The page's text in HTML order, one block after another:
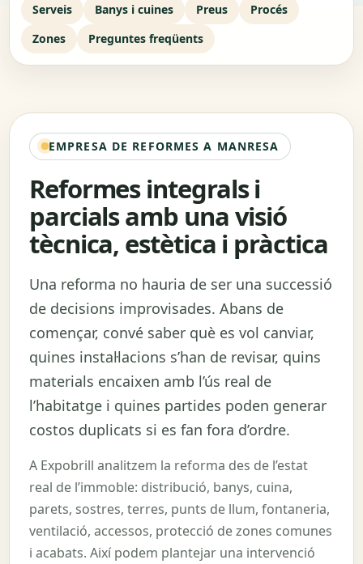
Serveis Banys i cuines Preus
Procés
Zones
Preguntes freqüents
EMPRESA DE REFORMES A MANRESA
Reformes integrals i
parcials amb una visió
tècnica, estètica i pràctica
Una reforma no hauria de ser una successió
de decisions improvisades. Abans de
començar, convé saber què es vol canviar,
quines instal·lacions s’han de revisar, quins
materials encaixen amb l’ús real de
l’habitatge i quines partides poden generar
costos duplicats si es fan fora d’ordre.
A Expobrill analitzem la reforma des de l’estat
real de l’immoble: distribució, banys, cuina,
parets, sostres, terres, punts de llum, fontaneria,
ventilació, accessos, protecció de zones comunes
i acabats. Així podem plantejar una intervenció